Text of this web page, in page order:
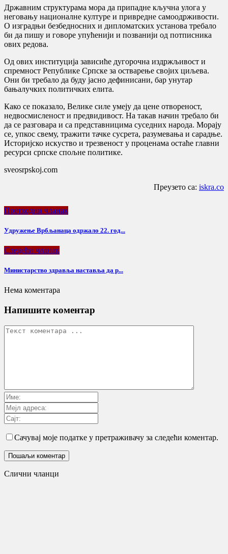
Државним структурама мора да припадне кључна улога у
неговању националне културе и привредне самоодрживости.
О изградњи безбедносних и дипломатских установа требало
би да пишу и говоре упућенији и позванији од потписника
ових редова.
Од ових институција зависиће дугорочна издржљивост и
спремност Републике Српске за остварење својих циљева.
Они би требало да буду јасно дефинисани, бар унутар
бањалучких политичких елита.
Како се показало, Велике силе умеју да цене отвореност,
недвосмисленост и предвидивост. На такав начин требало би
да се разговара и са представницима суседних народа. Морају
се, упкос свему, тражити тачке сусрета, разумевања и сарадње.
Историјско искуство и трезвеност у проценама остаће главни
ресурси српске спољне политике.
sveosrpskoj.com
Преузето са: iskra.co
Претходни чланак
Удружење Врбљанаца одржало 22. год...
Следећи чланак
Министарство здравља наставља да р...
Нема коментара
Напишите коментар
Сачувај моје податке у претраживачу за следећи коментар.
Слични чланци